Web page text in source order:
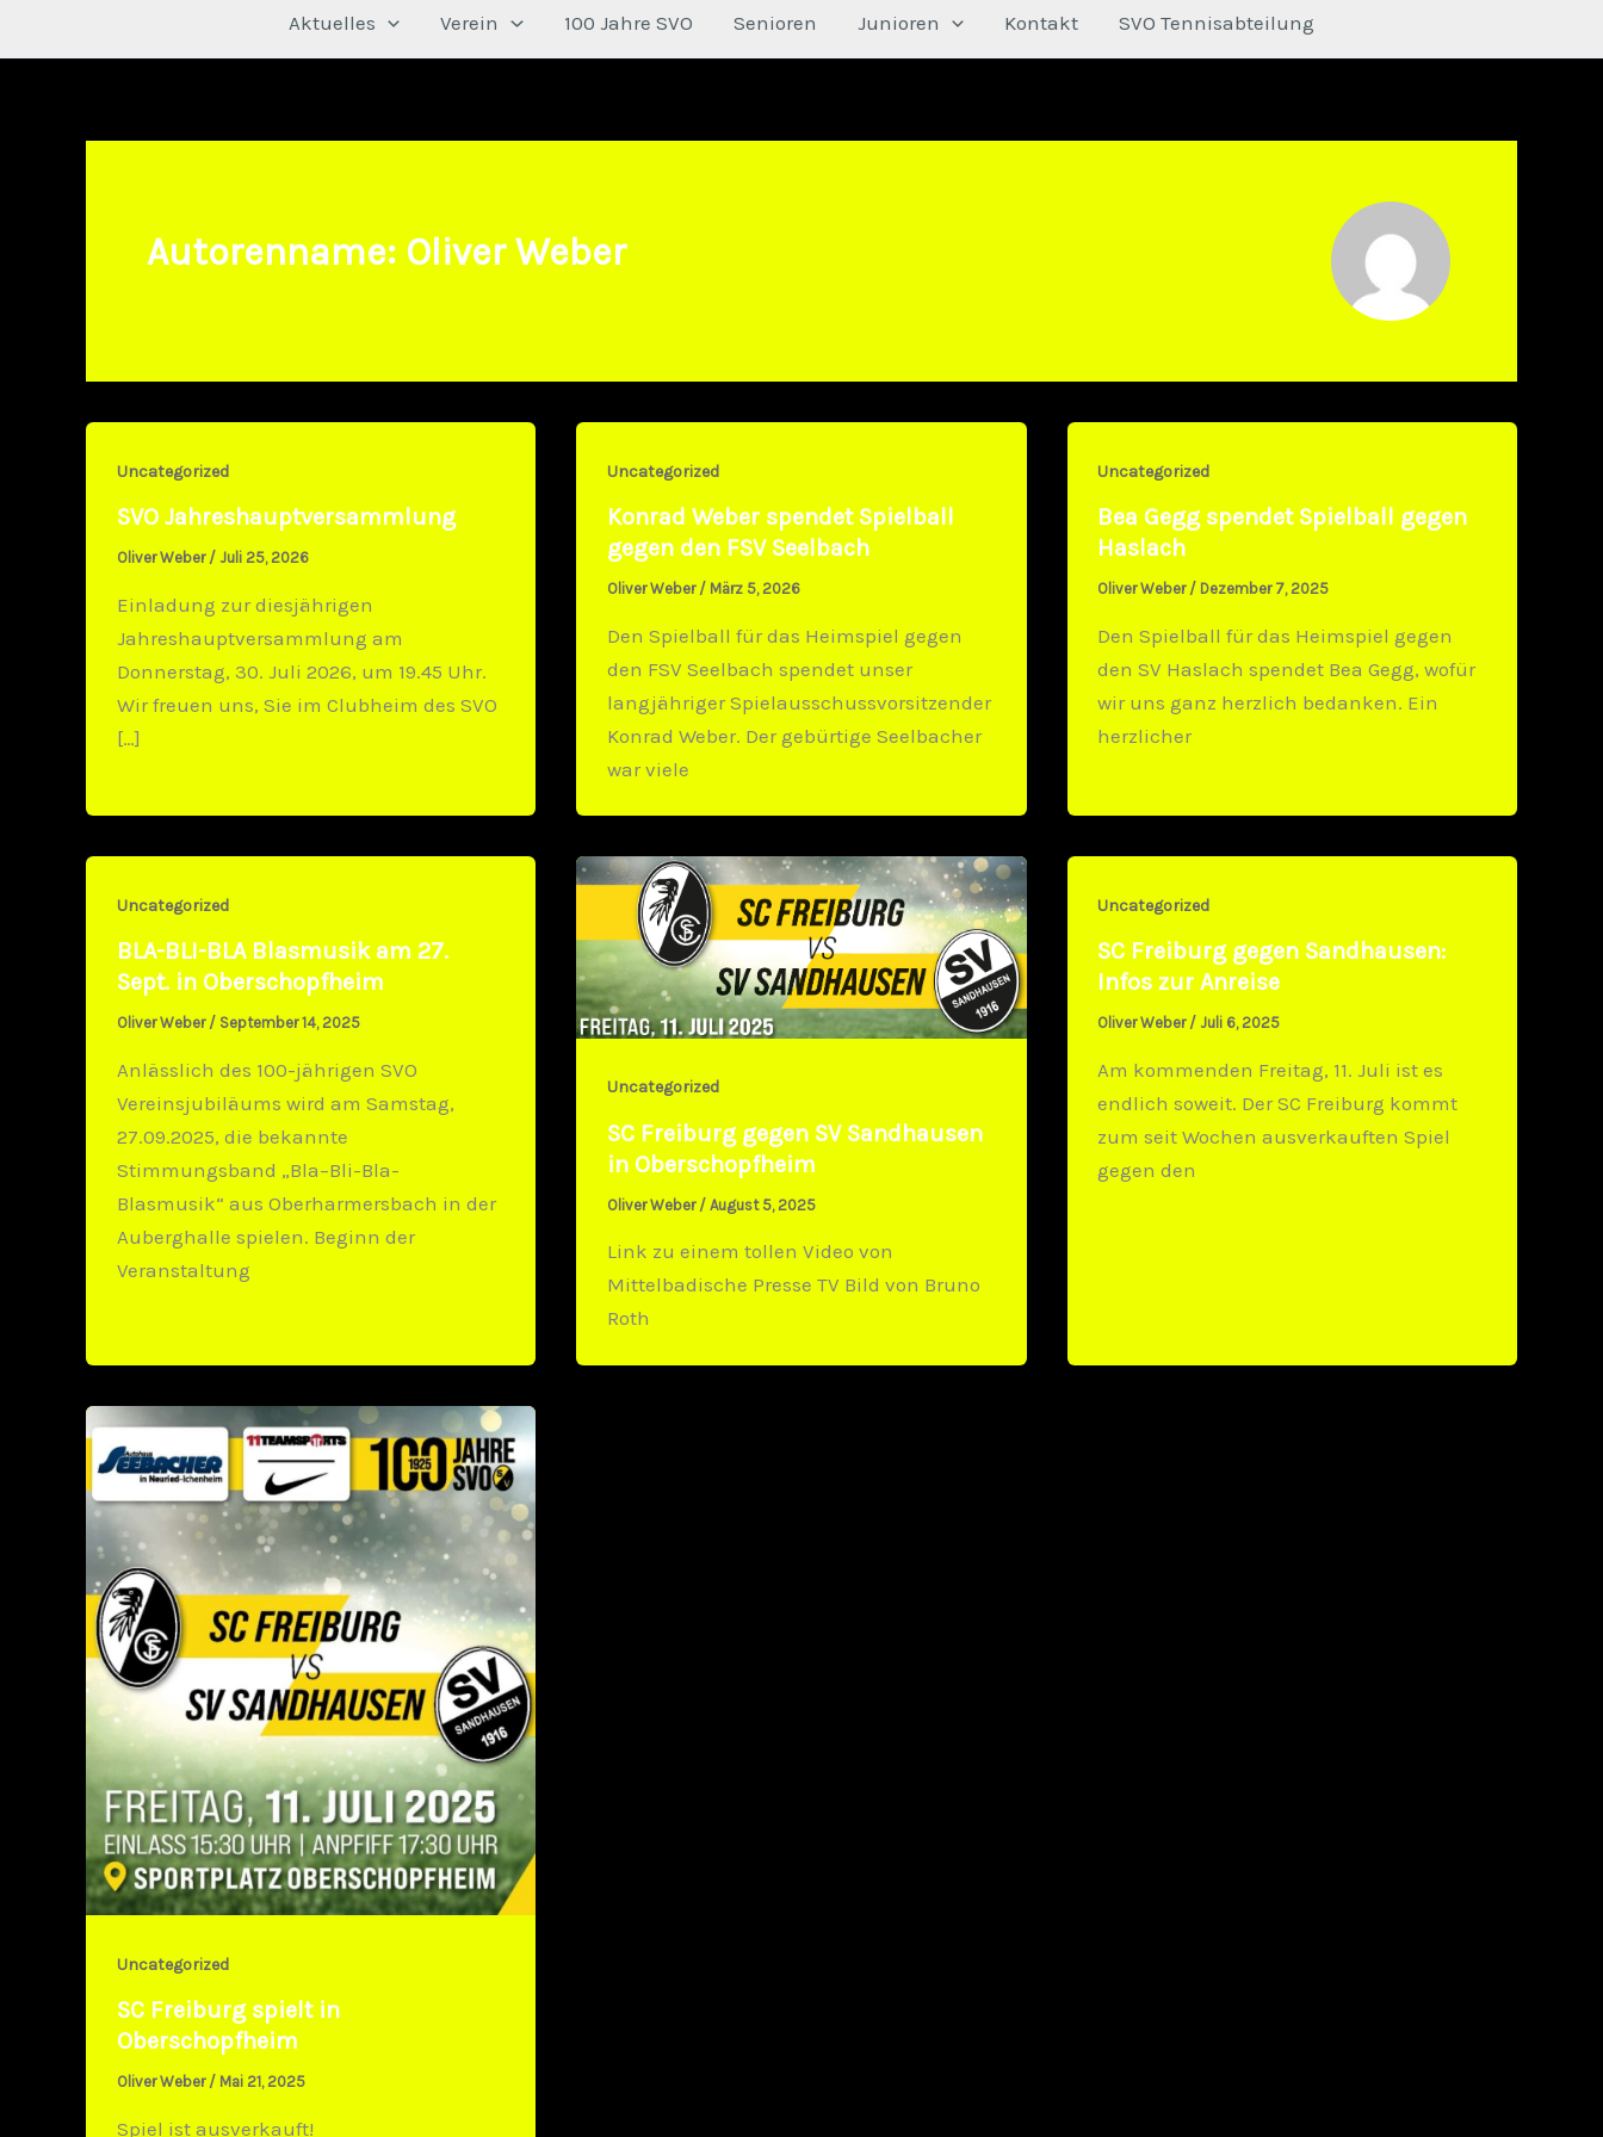
Aktuelles Verein 100 Jahre SVO Senioren Junioren Kontakt SVO Tennisabteilung
Autorenname: Oliver Weber
Uncategorized
SVO Jahreshauptversammlung
Oliver Weber / Juli 25, 2026
Einladung zur diesjährigen
Jahreshauptversammlung am
Donnerstag, 30. Juli 2026, um 19.45 Uhr.
Wir freuen uns, Sie im Clubheim des SVO
[…]
Uncategorized
Konrad Weber spendet Spielball
gegen den FSV Seelbach
Oliver Weber / März 5, 2026
Den Spielball für das Heimspiel gegen
den FSV Seelbach spendet unser
langjähriger Spielaus­schussvorsitzender
Konrad Weber. Der gebürtige Seelbacher
war viele
Uncategorized
Bea Gegg spendet Spielball gegen
Haslach
Oliver Weber / Dezember 7, 2025
Den Spielball für das Heimspiel gegen
den SV Haslach spendet Bea Gegg, wofür
wir uns ganz herzlich bedanken. Ein
herzlicher
Uncategorized
BLA-BLI-BLA Blasmusik am 27.
Sept. in Oberschopfheim
Oliver Weber / September 14, 2025
Anlässlich des 100-jährigen SVO
Vereinsjubiläums wird am Samstag,
27.09.2025, die bekannte
Stimmungsband „Bla–Bli-Bla-
Blasmusik“ aus Oberharmersbach in der
Auberghalle spielen. Beginn der
Veranstaltung
Uncategorized
SC Freiburg gegen SV Sandhausen
in Oberschopfheim
Oliver Weber / August 5, 2025
Link zu einem tollen Video von
Mittelbadische Presse TV Bild von Bruno
Roth
Uncategorized
SC Freiburg gegen Sandhausen:
Infos zur Anreise
Oliver Weber / Juli 6, 2025
Am kommenden Freitag, 11. Juli ist es
endlich soweit. Der SC Freiburg kommt
zum seit Wochen ausverkauften Spiel
gegen den
Uncategorized
SC Freiburg spielt in
Oberschopfheim
Oliver Weber / Mai 21, 2025
Spiel ist ausverkauft!